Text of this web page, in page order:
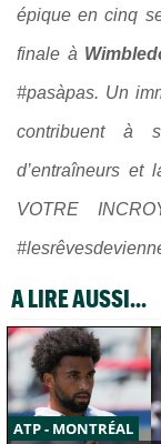
épique en cinq
finale à
#pasàpas. Un
contribuent à
d’entraîneurs et
VOTRE
A LIRE AUSSI...
ATP - MONTRÉAL